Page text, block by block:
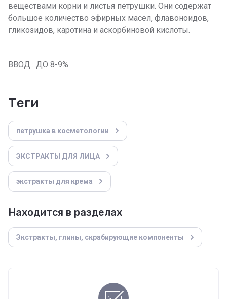
веществами корни и листья петрушки. Они содержат
большое количество эфирных масел, флавоноидов,
гликозидов, каротина и аскорбиновой кислоты.
ВВОД : ДО 8-9%
теги
петрушка в косметологии
ЭКСТРАКТЫ ДЛЯ ЛИЦА
экстракты для крема
Находится в разделах
Экстракты, глины, скрабирующие компоненты